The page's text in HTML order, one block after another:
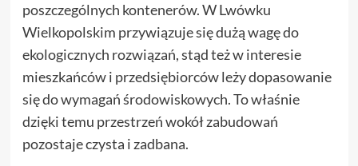
poszczególnych kontenerów. W Lwówku
Wielkopolskim przywiązuje się dużą wagę do
ekologicznych rozwiązań, stąd też w interesie
mieszkańców i przedsiębiorców leży dopasowanie
się do wymagań środowiskowych. To właśnie
dzięki temu przestrzeń wokół zabudowań
pozostaje czysta i zadbana.